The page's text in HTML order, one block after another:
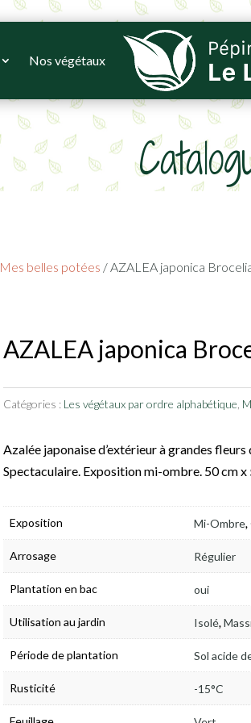
Nos végétaux
Mes belles potées / AZALEA japonica
AZALEA japonica
Catégories : Les végétaux par ordre alphabétique
Azalée japonaise d’extérieur à grandes
Spectaculaire. Exposition mi-ombre. 50 cm x
Exposition Mi-Ombre,
Arrosage Régulier
Plantation en bac oui
Utilisation au jardin Isolé,
Période de plantation Sol acide
Rusticité -15°C